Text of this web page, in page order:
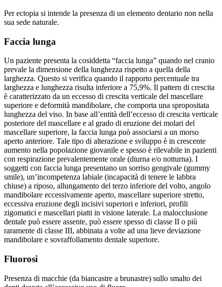
Per ectopia si intende la presenza di un elemento dentario non nella
sua sede naturale.
Faccia lunga
Un paziente presenta la cosiddetta “faccia lunga” quando nel cranio
prevale la dimensione della lunghezza rispetto a quella della
larghezza. Questo si verifica quando il rapporto percentuale tra
larghezza e lunghezza risulta inferiore a 75,9%. Il pattern di crescita
è caratterizzato da un eccesso di crescita verticale del mascellare
superiore e deformità mandibolare, che comporta una spropositata
lunghezza del viso. In base all’entità dell’eccesso di crescita verticale
posteriore del mascellare e al grado di eruzione dei molari del
mascellare superiore, la faccia lunga può associarsi a un morso
aperto anteriore. Tale tipo di alterazione e sviluppo è in crescente
aumento nella popolazione giovanile e spesso è rilevabile in pazienti
con respirazione prevalentemente orale (diurna e/o notturna). I
soggetti con faccia lunga presentano un sorriso gengivale (gummy
smile), un’incompetenza labiale (incapacità di tenere le labbra
chiuse) a riposo, allungamento del terzo inferiore del volto, angolo
mandibolare eccessivamente aperto, mascellare superiore stretto,
eccessiva eruzione degli incisivi superiori e inferiori, profili
zigomatici e mascellari piatti in visione laterale. La malocclusione
dentale può essere assente, può essere spesso di classe II o più
raramente di classe III, abbinata a volte ad una lieve deviazione
mandibolare e sovraffollamento dentale superiore.
Fluorosi
Presenza di macchie (da biancastre a brunastre) sullo smalto dei